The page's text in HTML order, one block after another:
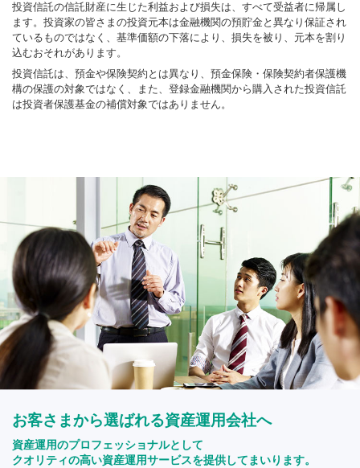
投資信託の信託財産に生じた利益および損失は、すべて受益者に帰属し
ます。投資家の皆さまの投資元本は金融機関の預貯金と異なり保証され
ているものではなく、基準価額の下落により、損失を被り、元本を割り
込むおそれがあります。
投資信託は、預金や保険契約とは異なり、預金保険・保険契約者保護機
構の保護の対象ではなく、また、登録金融機関から購入された投資信託
は投資者保護基金の補償対象ではありません。
お客さまから選ばれる資産運用会社へ
資産運用のプロフェッショナルとして
クオリティの高い資産運用サービスを提供してまいります。